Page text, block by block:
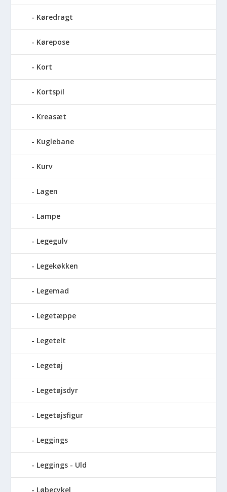
Køredragt
Kørepose
Kort
Kortspil
Kreasæt
Kuglebane
Kurv
Lagen
Lampe
Legegulv
Legekøkken
Legemad
Legetæppe
Legetelt
Legetøj
Legetøjsdyr
Legetøjsfigur
Leggings
Leggings - Uld
Løbecykel